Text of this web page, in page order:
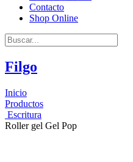
Contacto
Shop Online
Buscar...
Filgo
Inicio
Productos
Escritura
Roller gel Gel Pop